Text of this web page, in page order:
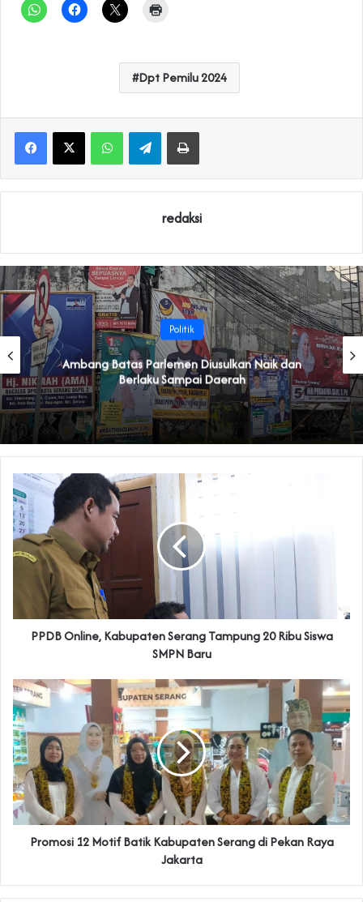
Dpt Pemilu 2024
WhatsAppTelegramPrint
redaksi
Politik
Ambang Batas Parlemen Diusulkan Naik dan
Berlaku Sampai Daerah
PPDB Online, Kabupaten Serang Tampung 20 Ribu Siswa
SMPN Baru
Promosi 12 Motif Batik Kabupaten Serang di Pekan Raya
Jakarta